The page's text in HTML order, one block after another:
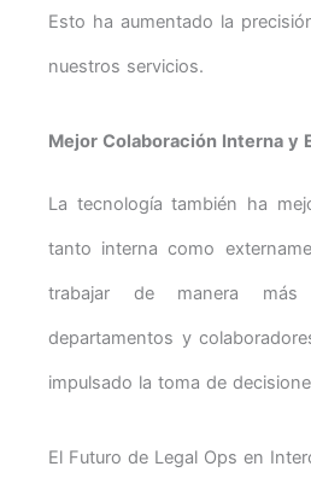
Esto ha aumentado la
nuestros servicios.
Mejor Colaboración Interna y
La tecnología también ha
tanto interna como
trabajar de manera
departamentos y
impulsado la toma de
El Futuro de Legal Ops en